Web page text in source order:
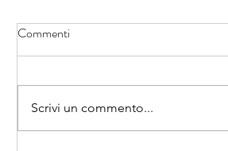
Da oggi si apre un cammino
Commenti
Scrivi un commento...